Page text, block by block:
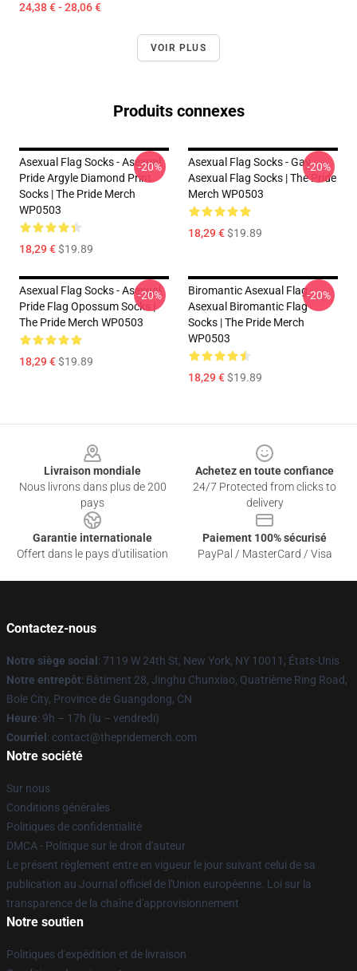
24,38 € - 28,06 €
VOIR PLUS
Produits connexes
Asexual Flag Socks - Asexual
Pride Argyle Diamond Print
Socks | The Pride Merch
WP0503
18,29 €$19.89
-20%
Asexual Flag Socks - Gay
Asexual Flag Socks | The Pride
Merch WP0503
18,29 €$19.89
-20%
Asexual Flag Socks - Asexual
Pride Flag Opossum Socks |
The Pride Merch WP0503
18,29 €$19.89
-20%
Biromantic Asexual Flag -
Asexual Biromantic Flag
Socks | The Pride Merch
WP0503
18,29 €$19.89
-20%
Livraison mondiale
Nous livrons dans plus de 200
pays
Achetez en toute confiance
24/7 Protected from clicks to
delivery
Garantie internationale
Offert dans le pays d'utilisation
Paiement 100% sécurisé
PayPal / MasterCard / Visa
Contactez-nous
Notre siège social : 7119 W 24th St, New York, NY 10011, États-Unis
Notre entrepôt: Bâtiment 28, Jinghu Chunxiao, Quatrième Ring Road,
Bole City, Province de Guangdong, CN
Heure: 9h – 17h (lu – vendredi)
Courriel : contact@thepridemerch.com
Notre société
Sur nous
Conditions générales
Politiques de confidentialité
DMCA - Politique sur le droit d'auteur
Le présent règlement entre en vigueur le jour suivant celui de sa
publication au Journal officiel de l'Union européenne. Loi sur la
transparence de la chaîne d'approvisionnement
Notre soutien
Politiques d'expédition et de livraison